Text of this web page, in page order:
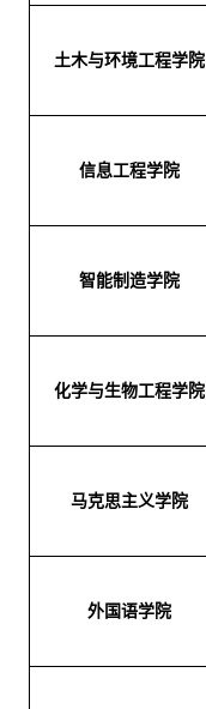
土木与环境工程学院
信息工程学院
智能制造学院
化学与生物工程学院
马克思主义学院
外国语学院